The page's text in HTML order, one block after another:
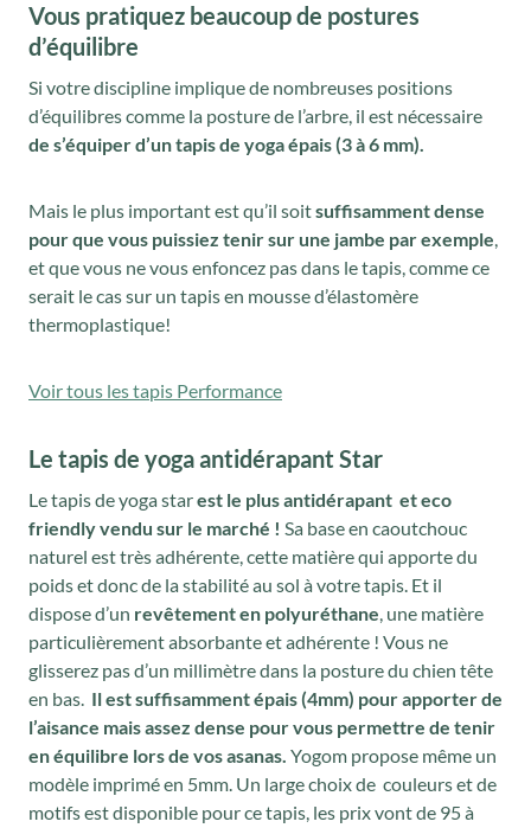
Vous pratiquez beaucoup de postures
d’équilibre
Si votre discipline implique de nombreuses positions
d’équilibres comme la posture de l’arbre, il est nécessaire
de s’équiper d’un tapis de yoga épais (3 à 6 mm).
Mais le plus important est qu’il soitsuffisamment dense
pour que vous puissiez tenir sur une jambe par exemple,
et que vous ne vous enfoncez pas dans le tapis, comme ce
serait le cas sur un tapis en mousse d’élastomère
thermoplastique!
Voir tous les tapis Performance
Le tapis de yoga antidérapant Star
Le tapis de yoga starest le plus antidérapant et eco
friendly vendu sur le marché ! Sa base en caoutchouc
naturel est très adhérente, cette matière qui apporte du
poids et donc de la stabilité au sol à votre tapis. Et il
dispose d’un revêtement en polyuréthane, une matière
particulièrement absorbante et adhérente ! Vous ne
glisserez pas d’un millimètre dans la posture du chien tête
en bas. Il est suffisamment épais (4mm) pour apporter de
l’aisance mais assez dense pour vous permettre de tenir
en équilibre lors de vos asanas. Yogom propose même un
modèle imprimé en 5mm. Un large choix de couleurs et de
motifs est disponible pour ce tapis, les prix vont de 95 à